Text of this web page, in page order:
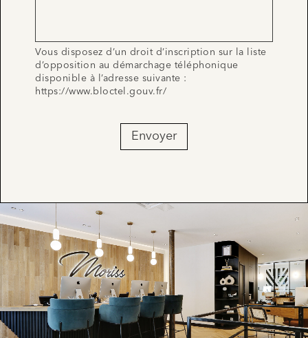
Vous disposez d’un droit d’inscription sur la liste
d’opposition au démarchage téléphonique
disponible à l’adresse suivante :
https://www.bloctel.gouv.fr/
Envoyer